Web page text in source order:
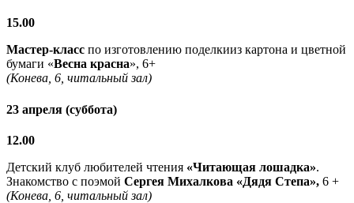
15.00
Мастер-класс по изготовлению поделкииз картона и цветной
бумаги «Весна красна», 6+
(Конева, 6, читальный зал)
23 апреля (суббота)
12.00
Детский клуб любителей чтения «Читающая лошадка».
Знакомство с поэмой Сергея Михалкова «Дядя Степа», 6 +
(Конева, 6, читальный зал)